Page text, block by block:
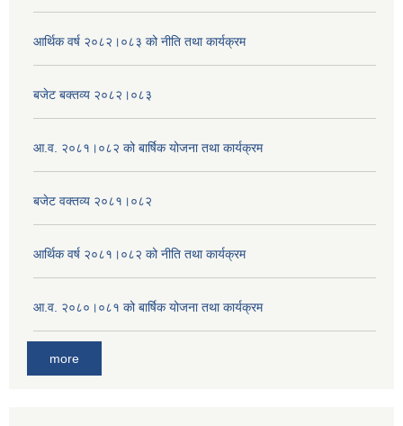
आर्थिक वर्ष २०८२।०८३ को नीति तथा कार्यक्रम
बजेट बक्तव्य २०८२।०८३
आ.व. २०८१।०८२ को बार्षिक योजना तथा कार्यक्रम
बजेट वक्तव्य २०८१।०८२
आर्थिक वर्ष २०८१।०८२ को नीति तथा कार्यक्रम
आ.व. २०८०।०८१ को बार्षिक योजना तथा कार्यक्रम
more